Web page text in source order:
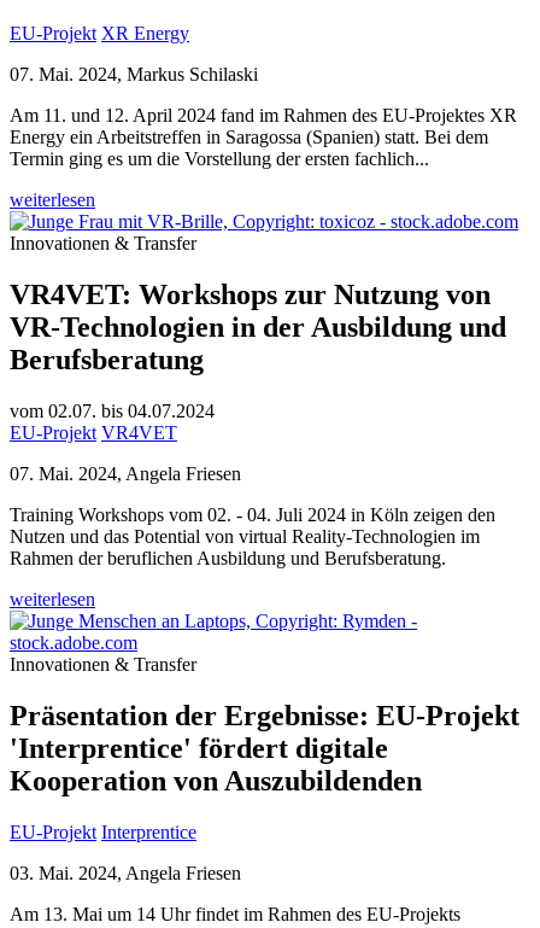
EU-Projekt XR Energy
07. Mai. 2024, Markus Schilaski
Am 11. und 12. April 2024 fand im Rahmen des EU-Projektes XR
Energy ein Arbeitstreffen in Saragossa (Spanien) statt. Bei dem
Termin ging es um die Vorstellung der ersten fachlich...
weiterlesen
Innovationen & Transfer
VR4VET: Workshops zur Nutzung von
VR-Technologien in der Ausbildung und
Berufsberatung
vom 02.07. bis 04.07.2024
EU-Projekt VR4VET
07. Mai. 2024, Angela Friesen
Training Workshops vom 02. - 04. Juli 2024 in Köln zeigen den
Nutzen und das Potential von virtual Reality-Technologien im
Rahmen der beruflichen Ausbildung und Berufsberatung.
weiterlesen
Innovationen & Transfer
Präsentation der Ergebnisse: EU-Projekt
'Interprentice' fördert digitale
Kooperation von Auszubildenden
EU-Projekt Interprentice
03. Mai. 2024, Angela Friesen
Am 13. Mai um 14 Uhr findet im Rahmen des EU-Projekts